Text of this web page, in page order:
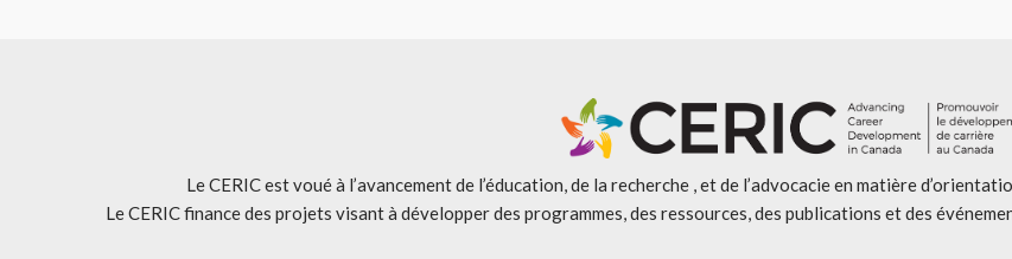
Le CERIC est voué à l’avancement de l’éducation, de la recherche , et de l’advocacie en matière
Le CERIC finance des projets visant à développer des programmes, des ressources, des publications et des